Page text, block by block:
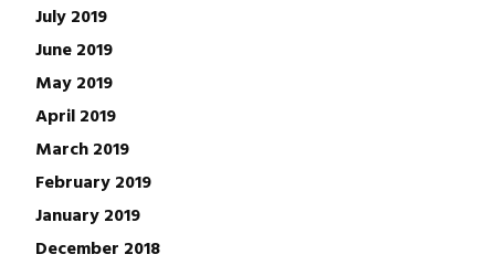
July 2019
June 2019
May 2019
April 2019
March 2019
February 2019
January 2019
December 2018